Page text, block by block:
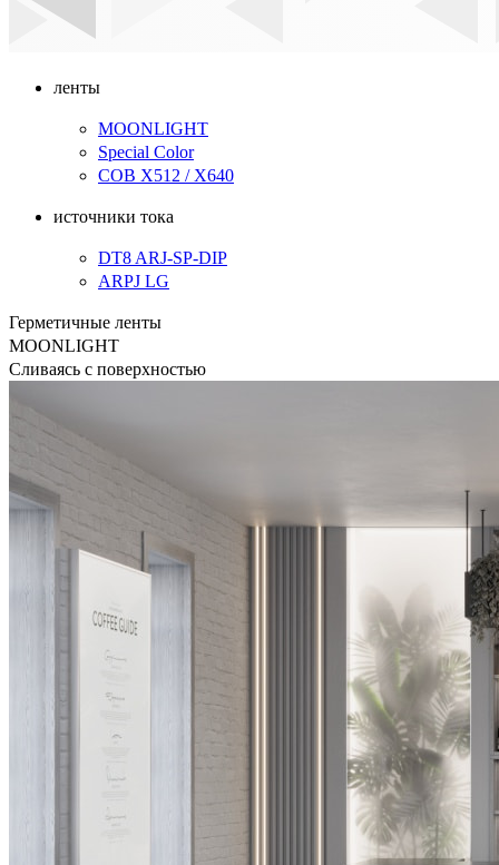
ленты
MOONLIGHT
Special Color
COB X512 / X640
источники тока
DT8 ARJ-SP-DIP
ARPJ LG
Герметичные ленты
MOONLIGHT
Сливаясь с поверхностью